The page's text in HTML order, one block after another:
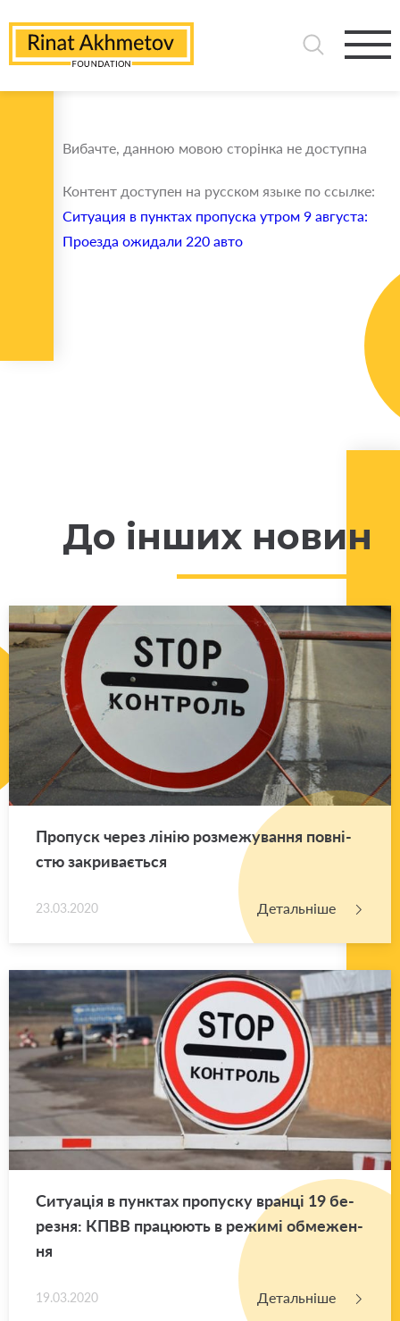
Вибачте, данною мовою сторінка не доступна
Контент доступен на русском языке по ссылке:
Ситуация в пунктах пропуска утром 9 августа:
Проезда ожидали 220 авто
До інших новин
Про­пуск через лінію роз­ме­жу­ва­н­ня пов­ні­
стю за­кри­ва­є­ться
23.03.2020 Детальніше
Си­ту­а­ція в пун­ктах про­пу­ску вран­ці 19 бе­
ре­зня: КПВВ пра­цю­ють в ре­жи­мі обме­же­н­
ня
19.03.2020 Детальніше